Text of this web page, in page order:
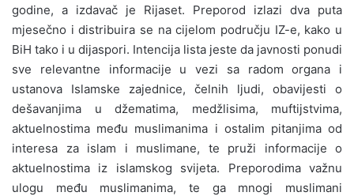
godine, a izdavač je Rijaset. Preporod izlazi dva puta
mjesečno i distribuira se na cijelom području IZ-e, kako u
BiH tako i u dijaspori. Intencija lista jeste da javnosti ponudi
sve relevantne informacije u vezi sa radom organa i
ustanova Islamske zajednice, čelnih ljudi, obavijesti o
dešavanjima u džematima, medžlisima, muftijstvima,
aktuelnostima među muslimanima i ostalim pitanjima od
interesa za islam i muslimane, te pruži informacije o
aktuelnostima iz islamskog svijeta. Preporodima važnu
ulogu među muslimanima, te ga mnogi muslimani